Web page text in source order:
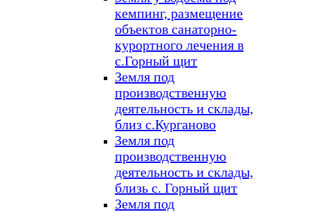
кемпинг, размещение
объектов санаторно-
курортного лечения в
с.Горный щит
Земля под
производственную
деятельность и склады,
близ с.Курганово
Земля под
производственную
деятельность и склады,
близь с. Горный щит
Земля под